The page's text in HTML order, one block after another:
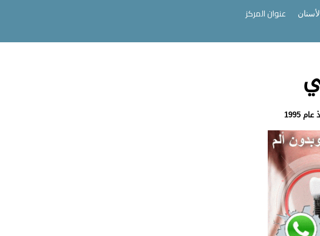
عنوان المركز
1995